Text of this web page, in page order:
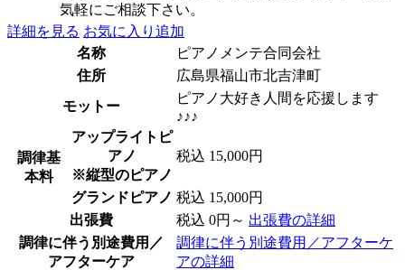
気軽にご相談下さい。
詳細を見る お気に入り追加
名称
ピアノメンテ合同会社
住所
広島県福山市北吉津町
モットー
ピアノ大好き人間を応援します
♪♪♪
調律基
本料
アップライトピ
アノ
※縦型のピアノ
税込 15,000円
グランドピアノ 税込 15,000円
出張費
税込 0円～ 出張費の詳細
調律に伴う別途費用／
アフターケア
調律に伴う別途費用／アフターケ
アの詳細